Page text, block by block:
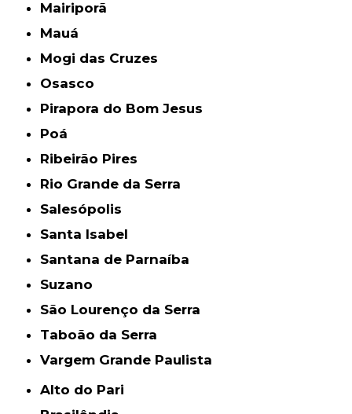
Mairiporã
Mauá
Mogi das Cruzes
Osasco
Pirapora do Bom Jesus
Poá
Ribeirão Pires
Rio Grande da Serra
Salesópolis
Santa Isabel
Santana de Parnaíba
Suzano
São Lourenço da Serra
Taboão da Serra
Vargem Grande Paulista
Alto do Pari